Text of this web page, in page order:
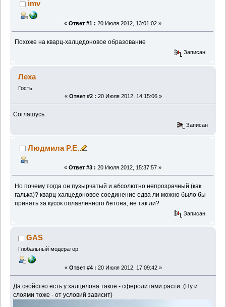
imv
« Ответ #1 : 20 Июля 2012, 13:01:02 »
Похоже на кварц-халцедоновое образование
Записан
Леха
Гость
« Ответ #2 : 20 Июля 2012, 14:15:06 »
Соглашусь.
Записан
Людмила Р.Е.
« Ответ #3 : 20 Июля 2012, 15:37:57 »
Но почему тогда он пузырчатый и абсолютно непрозрачный (как
галька)? кварц-халцедоновое соединение едва ли можно было бы
принять за кусок оплавленного бетона, не так ли?
Записан
GAS
Глобальный модератор
« Ответ #4 : 20 Июля 2012, 17:09:42 »
Да свойство есть у халцелона такое - сферолитами расти. (Ну и
слоями тоже - от условий зависит)